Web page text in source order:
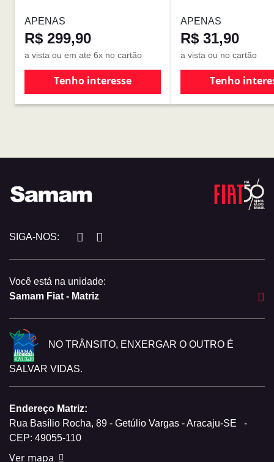
APENAS
R$ 299,90
a vista ou em ate 6x no cartão
Tenho interesse
APENAS
R$ 31,90
a vista ou no cartão
Tenho
SIGA-NOS:
Você está na unidade:
Samam Fiat - Matriz
NO TRÂNSITO, ENXERGAR O OUTRO É
SALVAR VIDAS.
Endereço Matriz:
Rua Basílio Rocha, 89 - Getúlio Vargas - Aracaju-SE
-
CEP: 49055-110
Ver mapa